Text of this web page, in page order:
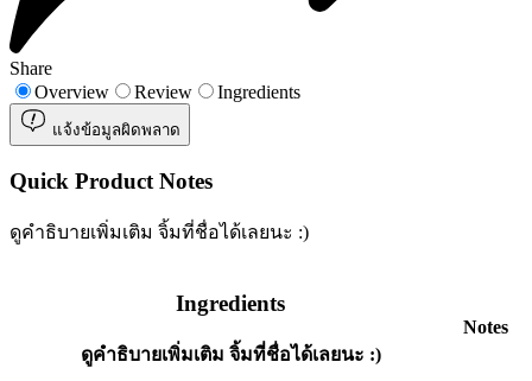
Share
Overview
Review Ingredients
แจ้งข้อมูลผิดพลาด
Quick Product Notes
ดูคำธิบายเพิ่มเติม จิ้มที่ชื่อได้เลยนะ :)
Ingredients
ดูคำธิบายเพิ่มเติม จิ้มที่ชื่อได้เลยนะ :)
Notes